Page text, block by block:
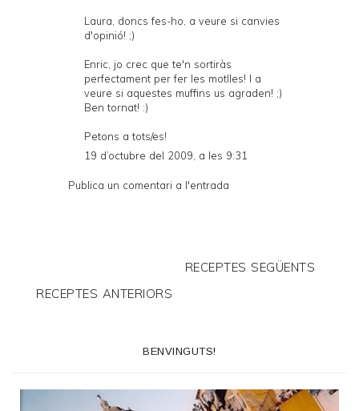
Laura, doncs fes-ho, a veure si canvies
d'opinió! ;)
Enric, jo crec que te'n sortiràs
perfectament per fer les motlles! I a
veure si aquestes muffins us agraden! ;)
Ben tornat! :)
Petons a tots/es!
19 d’octubre del 2009, a les 9:31
Publica un comentari a l'entrada
RECEPTES SEGÜENTS
RECEPTES ANTERIORS
BENVINGUTS!